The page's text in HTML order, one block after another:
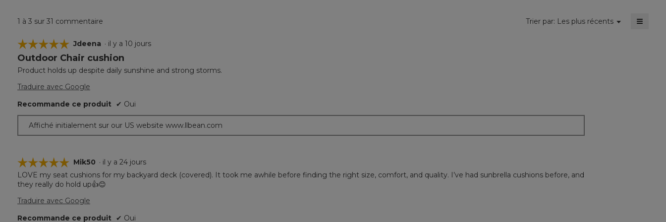
1 à 3 sur 31 commentaire Trier par: Les plus récents ▼
Menu ≡
☆☆☆☆☆
☆☆☆☆☆
5
sur
5.
Jdeena · il y a 10 jours
Outdoor Chair cushion
Product holds up despite daily sunshine and strong storms.
Traduire avec Google
Recommande ce produit ✔ Oui
Affiché initialement sur our US website www.llbean.com
☆☆☆☆☆
☆☆☆☆☆
étoile(s)
5.
Mik50 · il y a 24 jours
LOVE my seat cushions for my backyard deck (covered). It took me awhile before finding the right size, comfort, and quality. I’ve had sunbrella cushions before, and
they really do hold up👍😊
Traduire avec Google
Recommande ce produit ✔ Oui